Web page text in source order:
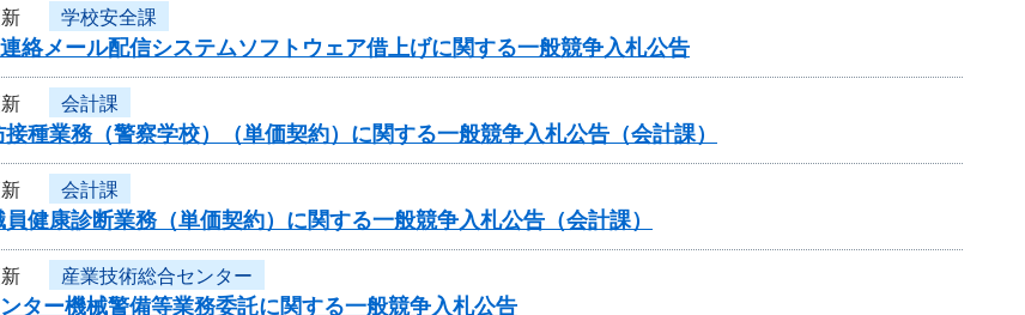
学校安全課
絡メール配信システムソフトウェア借上げに関する一般競争入札公告
会計課
種業務（警察学校）（単価契約）に関する一般競争入札公告（会計課）
会計課
健康診断業務（単価契約）に関する一般競争入札公告（会計課）
産業技術総合センター
ター機械警備等業務委託に関する一般競争入札公告